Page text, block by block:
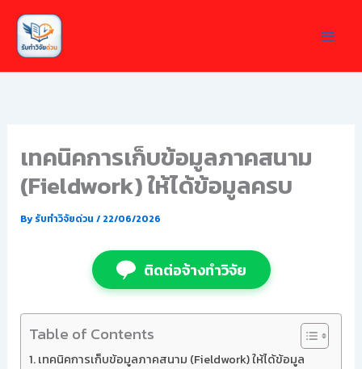
Skip
content
เทคนิคการเก็บข้อมูลภาคสนาม
(Fieldwork) ให้ได้ข้อมูลครบ
Byรับทำวิจัยด่วน / 22/06/2026
ติดต่อจ้างทำวิจัย
Table of Contents
เทคนิคการเก็บข้อมูลภาคสนาม (Fieldwork) ให้ได้ข้อมูล